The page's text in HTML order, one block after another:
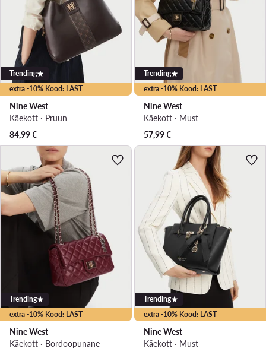
extra -10% Kood: LAST
Trending
Nine West
Käekott · Pruun
84,99€
extra -10% Kood: LAST
Trending
Nine West
Käekott · Must
57,99€
extra -10% Kood: LAST
Trending
Nine West
Käekott · Bordoopunane
extra -10% Kood: LAST
Trending
Nine West
Käekott · Must